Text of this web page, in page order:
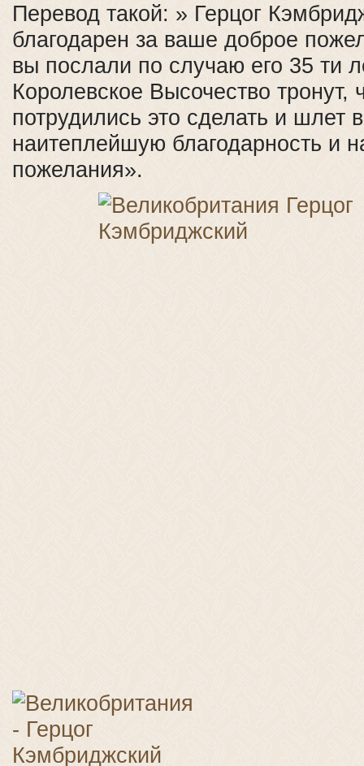
Перевод такой: » Герцог
благодарен за ваше доброе
вы послали по случаю его 35 ти
Королевское Высочество тронут,
потрудились это сделать и шлет
наитеплейшую благодарность и
пожелания».